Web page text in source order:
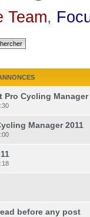
Team,
Cycling Manager
Manager 2011
before any post